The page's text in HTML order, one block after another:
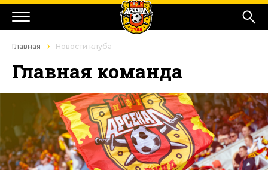
Главная Новости клуба
Главная команда